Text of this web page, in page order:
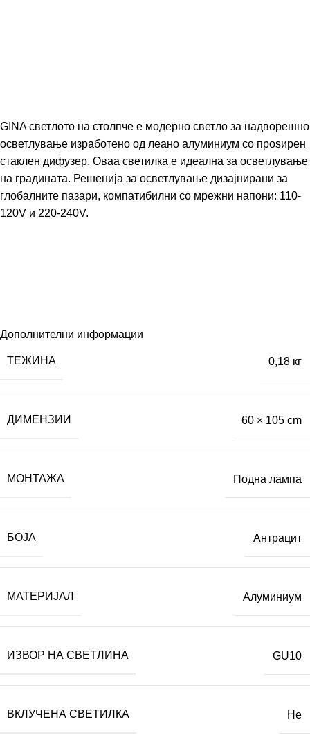
GINA светлото на столпче е модерно светло за надворешно
осветлување изработено од леано алуминиум со проѕирен
стаклен дифузер. Оваа светилка е идеална за осветлување
на градината. Решенија за осветлување дизајнирани за
глобалните пазари, компатибилни со мрежни напони: 110-
120V и 220-240V.
Дополнителни информации
ТЕЖИНА 0,18 кг
ДИМЕНЗИИ 60 × 105 cm
МОНТАЖА Подна лампа
БОЈА Антрацит
МАТЕРИЈАЛ Алуминиум
ИЗВОР НА СВЕТЛИНА GU10
ВКЛУЧЕНА СВЕТИЛКА Не